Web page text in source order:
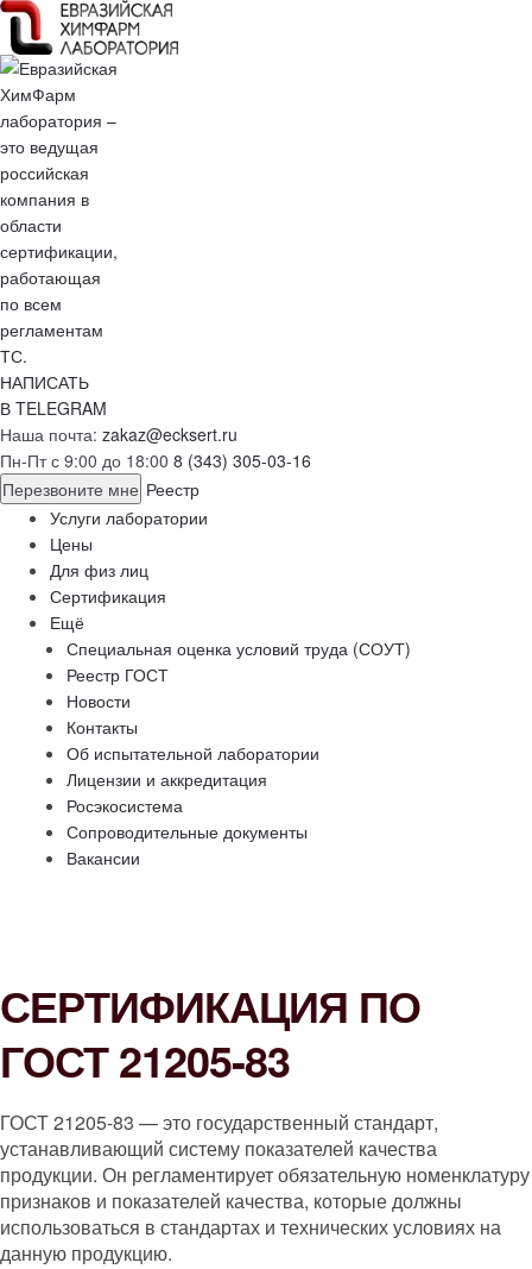
НАПИСАТЬ
В TELEGRAM
Наша почта: zakaz@ecksert.ru
Пн-Пт с 9:00 до 18:00 8 (343) 305-03-16
Перезвоните мне Реестр
Услуги лаборатории
Цены
Для физ лиц
Сертификация
Ещё
Специальная оценка условий труда (СОУТ)
Реестр ГОСТ
Новости
Контакты
Об испытательной лаборатории
Лицензии и аккредитация
Росэкосистема
Сопроводительные документы
Вакансии
СЕРТИФИКАЦИЯ ПО
ГОСТ 21205-83
ГОСТ 21205-83 — это государственный стандарт,
устанавливающий систему показателей качества
продукции. Он регламентирует обязательную номенклатуру
признаков и показателей качества, которые должны
использоваться в стандартах и технических условиях на
данную продукцию.